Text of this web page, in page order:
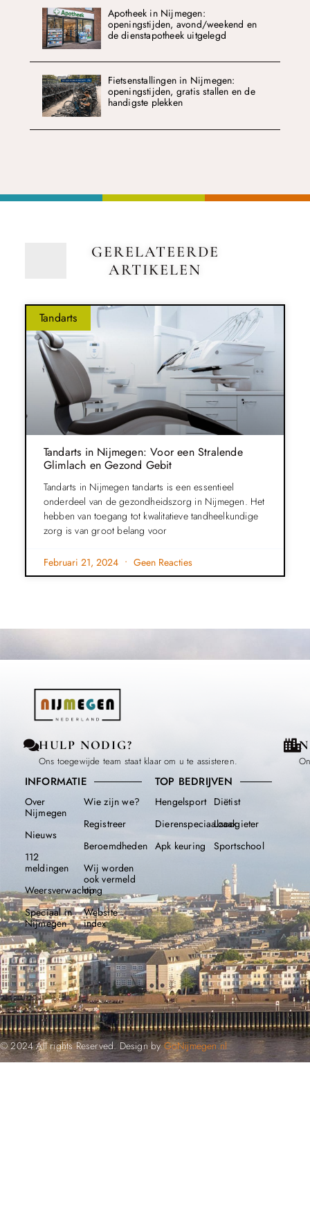
Apotheek in Nijmegen:
openingstijden, avond/weekend en
de dienstapotheek uitgelegd
Fietsenstallingen in Nijmegen:
openingstijden, gratis stallen en de
handigste plekken
GERELATEERDE
ARTIKELEN
Tandarts
Tandarts in Nijmegen: Voor een Stralende
Glimlach en Gezond Gebit
Tandarts in Nijmegen tandarts is een essentieel
onderdeel van de gezondheidszorg in Nijmegen. Het
hebben van toegang tot kwalitatieve tandheelkundige
zorg is van groot belang voor
Februari 21, 2024 Geen Reacties
HULP NODIG?
Ons toegewijde team staat klaar om u te assisteren.
INFORMATIE
Over
Nijmegen
Nieuws
112
meldingen
Weersverwachting
Speciaal in
Nijmegen
Wie zijn we?
Registreer
Beroemdheden​
Wij worden
ook vermeld
op
Website
index
TOP BEDRIJVEN
Hengelsport
Dierenspeciaalzaak
Apk keuring
Diëtist
Loodgieter
Sportschool
© 2024 All rights Reserved. Design byGoNijmegen.nl